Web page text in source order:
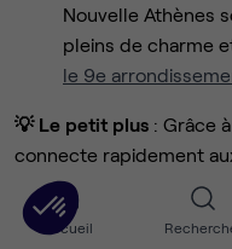
Accueil
Nouvelle Athènes
pleins de charme
le 9e
💡 Le petit plus : Grâce
connecte rapidement
dynamisme du 2e
des arrondissements